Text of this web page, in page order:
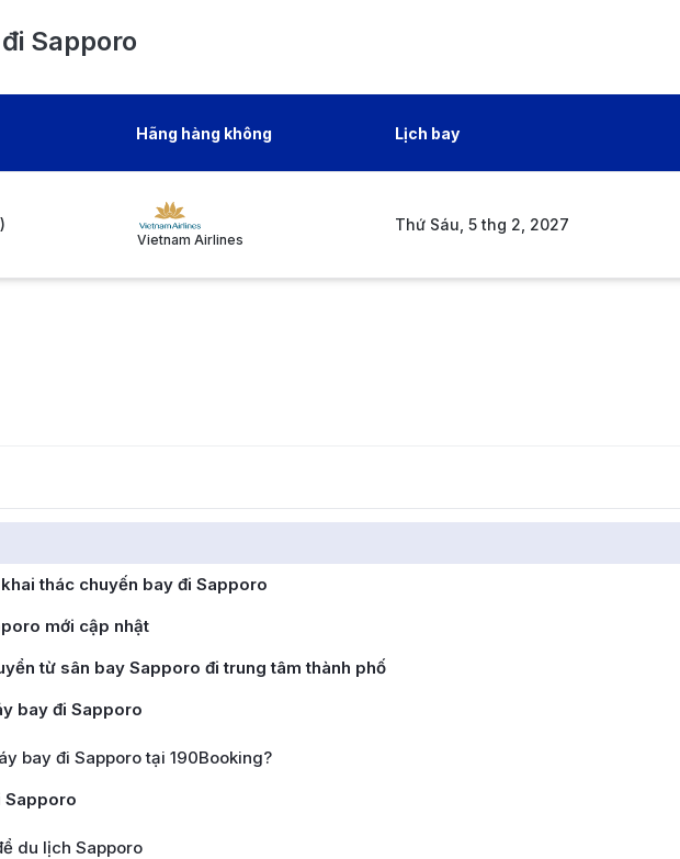
Sapporo
Hãng hàng không Lịch bay
)
Vietnam Airlines
Thứ Sáu, 5 thg 2, 2027
thác chuyến bay đi Sapporo
mới cập nhật
từ sân bay Sapporo đi trung tâm thành phố
bay đi Sapporo
bay đi Sapporo tại 190Booking?
Sapporo
du lịch Sapporo